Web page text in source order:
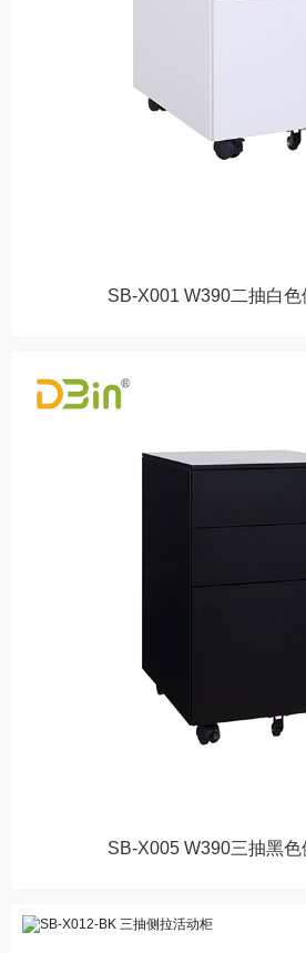
SB-X001 W390二抽白
SB-X005 W390三抽黑